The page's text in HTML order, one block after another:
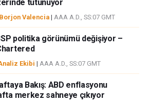
tutunuyor
Valencia | AAA A.D., SS:07 GMT
politika görünümü değişiyor –
Ekibi | AAA A.D., SS:07 GMT
Bakış: ABD enflasyonu
merkez sahneye çıkıyor